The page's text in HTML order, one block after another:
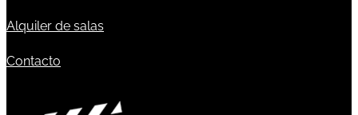
Alquiler de salas
Contacto